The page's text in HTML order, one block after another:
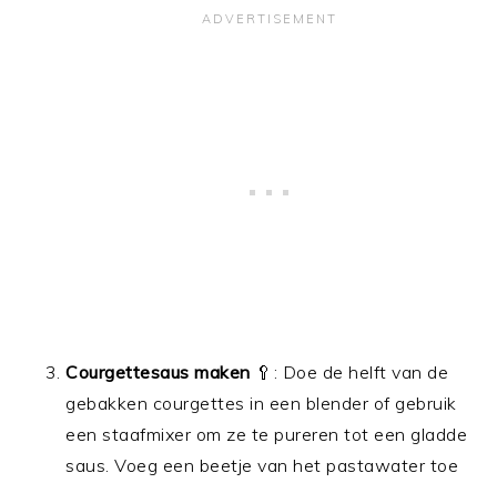
Courgettesaus maken 🥄: Doe de helft van de
gebakken courgettes in een blender of gebruik
een staafmixer om ze te pureren tot een gladde
saus. Voeg een beetje van het pastawater toe